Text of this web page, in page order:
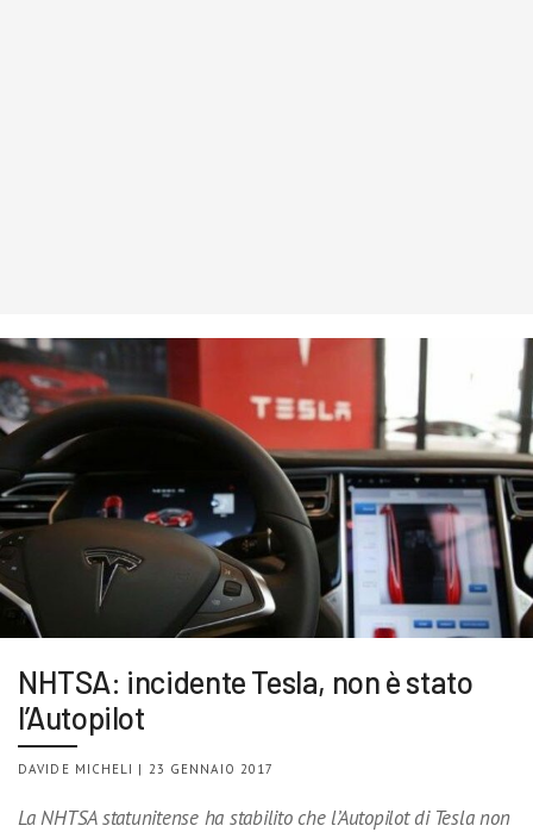
NHTSA: incidente Tesla, non è stato
l’Autopilot
DAVIDE MICHELI | 23 GENNAIO 2017
La NHTSA statunitense ha stabilito che l’Autopilot di Tesla non